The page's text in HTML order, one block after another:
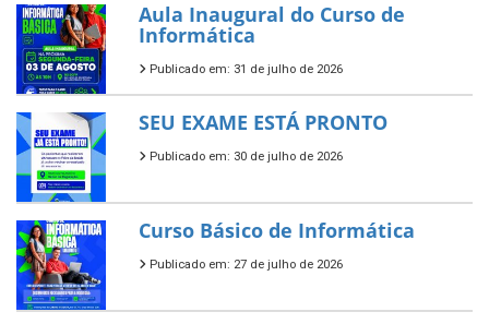
Aula Inaugural do Curso de
Informática
Publicado em: 31 de julho de 2026
SEU EXAME ESTÁ PRONTO
Publicado em: 30 de julho de 2026
Curso Básico de Informática
Publicado em: 27 de julho de 2026